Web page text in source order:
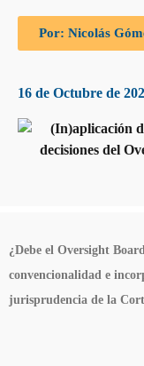
Por: Nicolás
16 de Octubre de
¿Debe el Oversight
convencionalidad e
jurisprudencia de la